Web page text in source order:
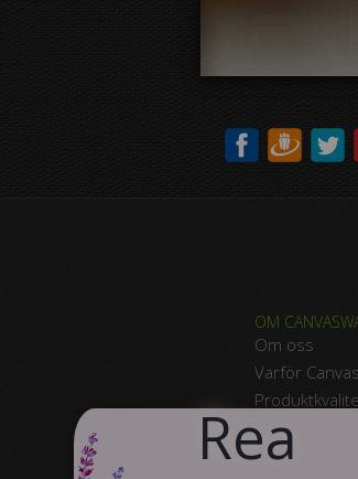
OM
Om oss
Varför
Omdömen
Kontakt
​Rea